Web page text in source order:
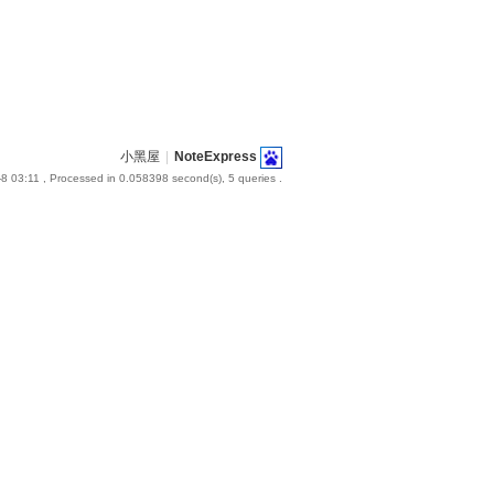
小黑屋 NoteExpress
03:11 , Processed in 0.058398 second(s), 5 queries .